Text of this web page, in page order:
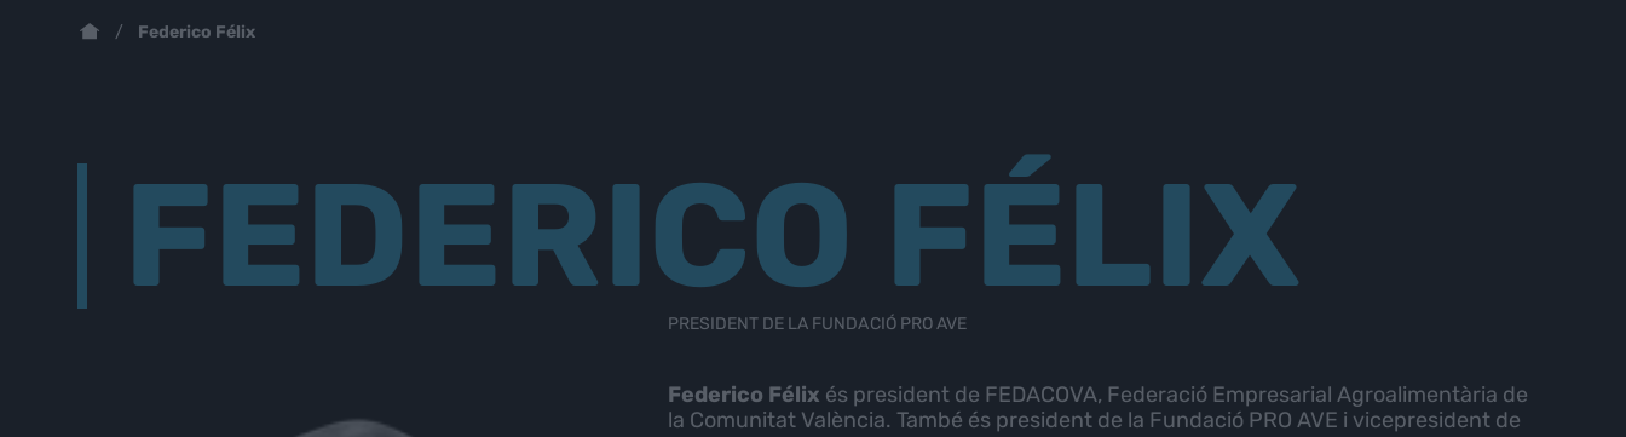
Federico Félix
FEDERICO FÉLIX
PRESIDENT DE LA FUNDACIÓ PRO AVE
Federico Félix és president de FEDACOVA, Federació Empresarial Agroalimentària de
la Comunitat València. També és president de la Fundació PRO AVE i vicepresident de